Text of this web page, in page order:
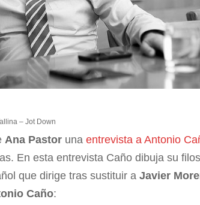
– Jot Down
Ana Pastor unaentrevista a Antonio
En esta entrevista Caño dibuja su
que dirige tras sustituir aJavier
Caño: